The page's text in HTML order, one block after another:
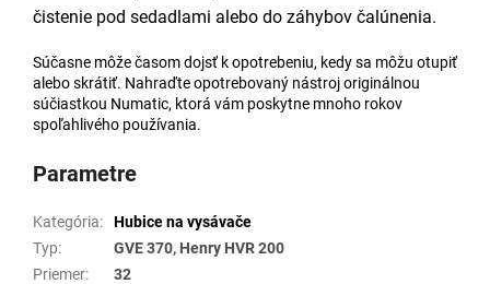
čistenie pod sedadlami alebo do záhybov čalúnenia.
Súčasne môže časom dojsť k opotrebeniu, kedy sa môžu otupiť
alebo skrátiť. Nahraďte opotrebovaný nástroj originálnou
súčiastkou Numatic, ktorá vám poskytne mnoho rokov
spoľahlivého používania.
Parametre
Kategória:
Hubice na vysávače
Typ:
GVE 370, Henry HVR 200
Priemer: 32